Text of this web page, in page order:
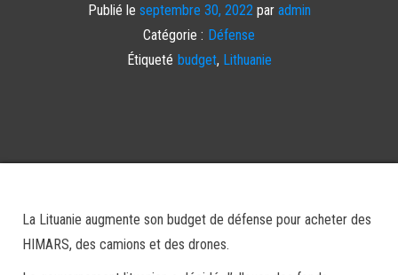
Publié le septembre 30, 2022 par admin
Catégorie : Défense
Étiqueté budget, Lithuanie
La Lituanie augmente son budget de défense pour acheter des
HIMARS, des camions et des drones.